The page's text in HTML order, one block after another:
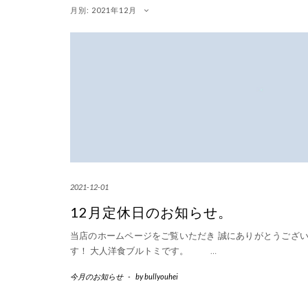
月別: 2021年12月
2021-12-01
12月定休日のお知らせ。
当店のホームページをご覧いただき 誠にありがとうござ
す！ 大人洋食ブルトミです。 …
今月のお知らせ - bybullyouhei